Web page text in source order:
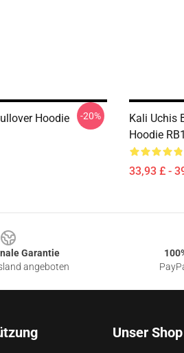
Hoodie
-20%
Kali Uchis
Hoodie
33,93 £ -
Garantie
angeboten
Unser Shop